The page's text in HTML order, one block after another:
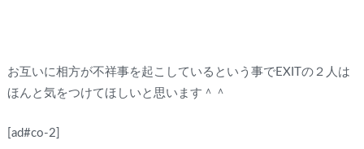
お互いに相方が不祥事を起こしているという事でEXITの２人は
ほんと気をつけてほしいと思います＾＾
[ad#co-2]